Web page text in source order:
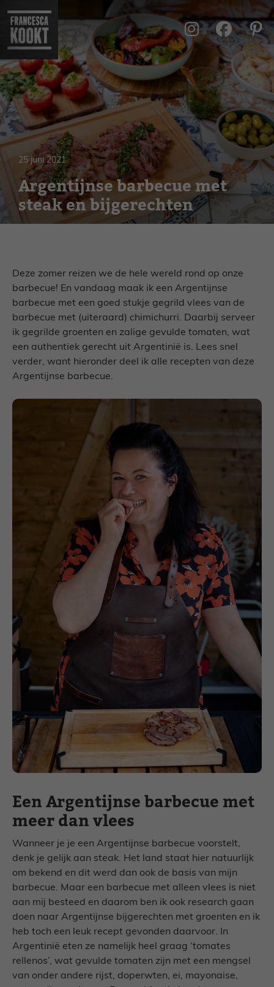
naar
inhoud
25 juni 2021
Argentijnse barbecue met
steak en bijgerechten
Deze zomer reizen we de hele wereld rond op onze
barbecue! En vandaag maak ik een Argentijnse
barbecue met een goed stukje gegrild vlees van de
barbecue met (uiteraard) chimichurri. Daarbij serveer
ik gegrilde groenten en zalige gevulde tomaten, wat
een authentiek gerecht uit Argentinië is. Lees snel
verder, want hieronder deel ik alle recepten van deze
Argentijnse barbecue.
Een Argentijnse barbecue met
meer dan vlees
Wanneer je je een Argentijnse barbecue voorstelt,
denk je gelijk aan steak. Het land staat hier natuurlijk
om bekend en dit werd dan ook de basis van mijn
barbecue. Maar een barbecue met alleen vlees is niet
aan mij besteed en daarom ben ik ook research gaan
doen naar Argentijnse bijgerechten met groenten en ik
heb toch een leuk recept gevonden daarvoor. In
Argentinië eten ze namelijk heel graag ‘tomates
rellenos’, wat gevulde tomaten zijn met een mengsel
van onder andere rijst, doperwten, ei, mayonaise,